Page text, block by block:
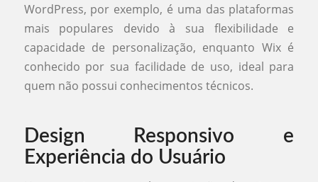
WordPress, por exemplo, é uma das plataformas
mais populares devido à sua flexibilidade e
capacidade de personalização, enquanto Wix é
conhecido por sua facilidade de uso, ideal para
quem não possui conhecimentos técnicos.
Design Responsivo e
Experiência do Usuário